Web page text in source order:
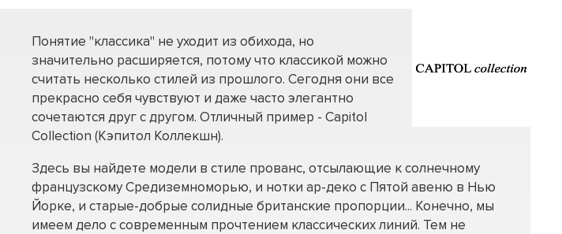
Понятие "классика" не уходит из обихода, но
значительно расширяется, потому что классикой можно
считать несколько стилей из прошлого. Сегодня они все
прекрасно себя чувствуют и даже часто элегантно
сочетаются друг с другом. Отличный пример - Capitol
Collection (Кэпитол Коллекшн).
Здесь вы найдете модели в стиле прованс, отсылающие к солнечному
французскому Средиземноморью, и нотки ар-деко с Пятой авеню в Нью
Йорке, и старые-добрые солидные британские пропорции... Конечно, мы
имеем дело с современным прочтением классических линий. Тем не